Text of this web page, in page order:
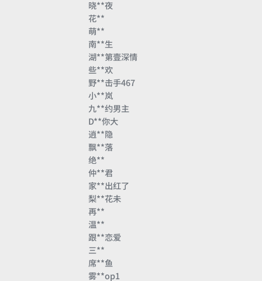
晓**夜
花**
萌**
南**生
湖**第壹深情
些**欢
野**击手467
小**岚
九**约男主
D**你大
逍**隐
飘**落
绝**
仲**君
家**出红了
梨**花未
再**
温**
跟**恋爱
三**
席**鱼
雾**op1